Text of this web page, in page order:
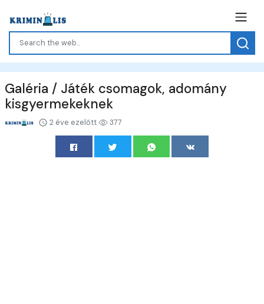
Galéria / Játék csomagok, adomány
kisgyermekeknek
2 éve ezelőtt 377